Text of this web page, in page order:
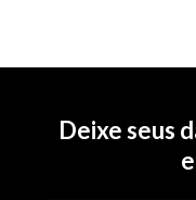
Deixe seus